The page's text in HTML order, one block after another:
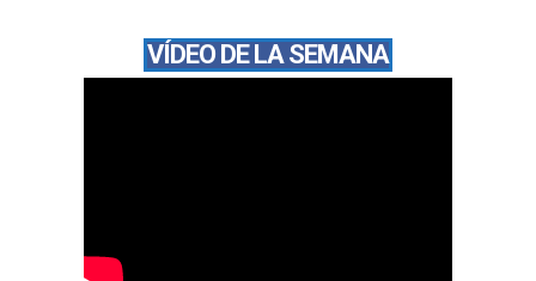
VÍDEO DE LA SEMANA